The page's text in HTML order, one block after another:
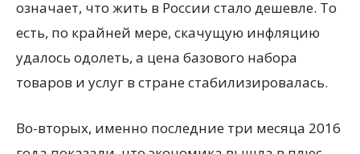
означает, что жить в России стало дешевле. То
есть, по крайней мере, скачущую инфляцию
удалось одолеть, а цена базового набора
товаров и услуг в стране стабилизировалась.
Во-вторых, именно последние три месяца 2016